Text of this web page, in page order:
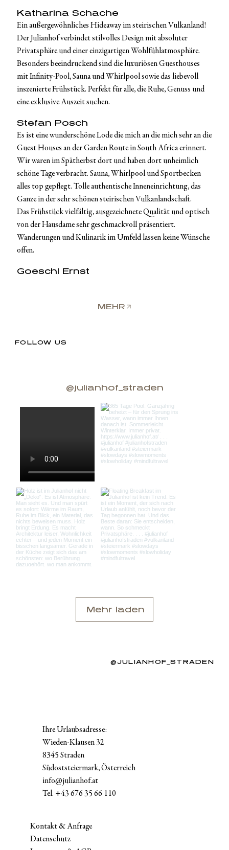
Katharina Schache
Ein außergewöhnliches Hideaway im steirischen Vulkanland!
Der Julianhof verbindet stilvolles Design mit absoluter
Privatsphäre und einer einzigartigen Wohlfühlatmosphäre.
Besonders beeindruckend sind die luxuriösen Guesthouses
mit Infinity-Pool, Sauna und Whirlpool sowie das liebevoll
inszenierte Frühstück. Perfekt für alle, die Ruhe, Genuss und
eine exklusive Auszeit suchen.
Stefan Posch
Es ist eine wunderschöne Lode die mich an die mich sehr an die
Guest Houses an der Garden Route in South Africa erinnert.
Wir waren im Spätherbst dort und haben dort unheimlich
schöne Tage verbracht. Sauna, Whirlpool und Sportbecken
alles top gepflegt. Tolle authentische Inneneinrichtung, das
Ganze in der sehr schönen steirischen Vulkanlandschaft.
Das Frühstück vielfältig, ausgezeichnete Qualität und optisch
von der Hausdame sehr geschmackvoll präsentiert.
Wanderungen und Kulinarik im Umfeld lassen keine Wünsche
offen.
Goeschl Ernst
MEHR
FOLLOW US
@JULIANHOF_STRADEN
@julianhof_straden
Mehr laden
Ihre Urlaubsadresse:
Wieden-Klausen 32
8345 Straden
Südoststeiermark, Österreich
info@julianhof.at
Tel. +43 676 35 66 110
Kontakt & Anfrage
Datenschutz